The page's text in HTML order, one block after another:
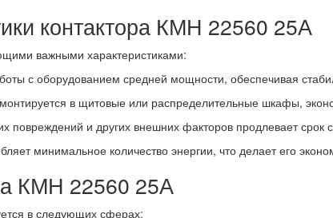
контактора КМН 22560 25А
важными характеристиками:
с оборудованием средней мощности, обеспечивая
монтируется в щитовые или распределительные шкафы,
повреждений и других внешних факторов продлевает срок
минимальное количество энергии, что делает его
КМН 22560 25А
в следующих сферах: